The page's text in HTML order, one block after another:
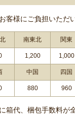
客様にご負担いただ
南東北 関東
1,200 1,000
中国 四国
880 960
箱代、梱包手数料が